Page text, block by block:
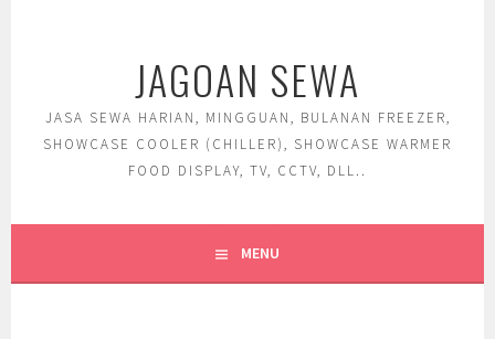
JAGOAN SEWA
JASA SEWA HARIAN, MINGGUAN, BULANAN FREEZER,
SHOWCASE COOLER (CHILLER), SHOWCASE WARMER
FOOD DISPLAY, TV, CCTV, DLL..
MENU